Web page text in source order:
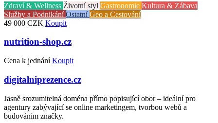
Zdraví & Wellness Životní styl Gastronomie Kultura & Zábava
Služby a PodnikáníOstatníGeo a Cestování
49 000 CZK Koupit
nutrition-shop.cz
Cena k jednání Koupit
digitalniprezence.cz
Jasně srozumitelná doména přímo popisující obor – ideální pro
agentury zabývající se online marketingem, tvorbou webů a
budováním značky.